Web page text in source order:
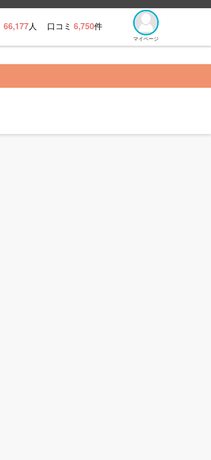
66,177人 口コミ 6,750件
マイページ